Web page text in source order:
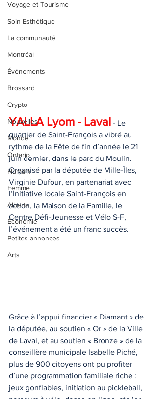
Voyage et Tourisme
Soin Esthétique
La communauté
Montréal
Événements
Brossard
Crypto
Nouvelles
Monde
Ontario
Humain
Femme
Alberta
Économie
Petites annonces
Arts
YALLA Lyom - Laval - Le
quartier de Saint-François a vibré au
rythme de la Fête de fin d’année le 21
juin dernier, dans le parc du Moulin.
Organisé par la députée de Mille-Îles,
Virginie Dufour, en partenariat avec
l’Initiative locale Saint-François en
action, la Maison de la Famille, le
Centre Défi-Jeunesse et Vélo S-F,
l’événement a été un franc succès.
Grâce à l’appui financier « Diamant » de
la députée, au soutien « Or » de la Ville
de Laval, et au soutien « Bronze » de la
conseillère municipale Isabelle Piché,
plus de 900 citoyens ont pu profiter
d’une programmation familiale riche :
jeux gonflables, initiation au pickleball,